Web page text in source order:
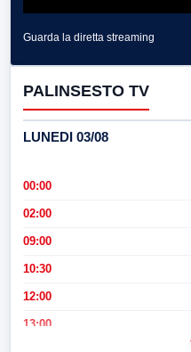
Guarda la diretta streaming
PALINSESTO TV
LUNEDI 03/08
00:00
02:00
09:00
10:30
12:00
13:00